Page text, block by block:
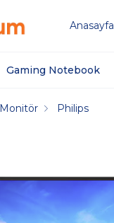
Anasayfa
Gaming Notebook
Monitör Philips